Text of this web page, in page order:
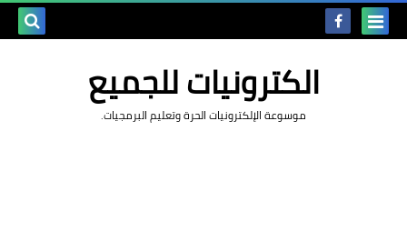
الكترونيات للجميع
موسوعة الإلكترونيات الحرة وتعليم البرمجيات.